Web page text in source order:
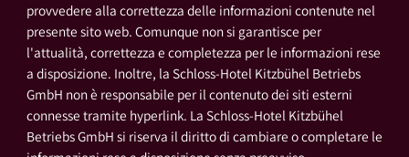
provvedere alla correttezza delle informazioni contenute nel
presente sito web. Comunque non si garantisce per
l'attualità, correttezza e completezza per le informazioni rese
a disposizione. Inoltre, la Schloss-Hotel Kitzbühel Betriebs
GmbH non è responsabile per il contenuto dei siti esterni
connesse tramite hyperlink. La Schloss-Hotel Kitzbühel
Betriebs GmbH si riserva il diritto di cambiare o completare le